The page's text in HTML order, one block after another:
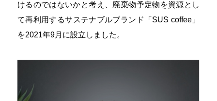
けるのではないかと考え、廃棄物予定物を資源とし
て再利用するサステナブルブランド「SUS coffee」
を2021年9月に設立しました。